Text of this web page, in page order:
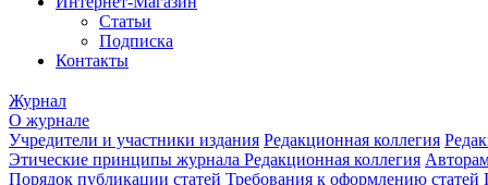
Статьи
Подписка
Контакты
Журнал
О журнале
Учредители и участники издания Редакционная коллегия
Этические принципы журнала Редакционная коллегия
Порядок публикации статей Требования к оформлению статей